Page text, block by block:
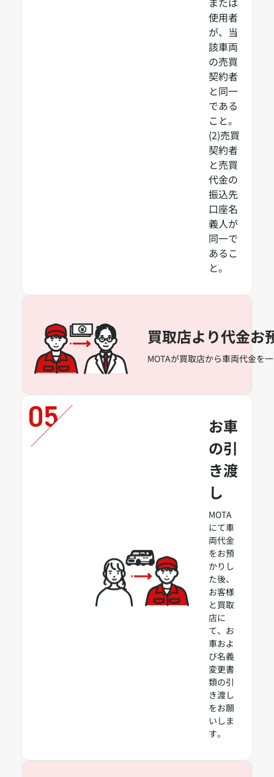
使用者
が、当
該車両
の売買
契約者
と同一
である
こと。
(2)売買
契約者
と売買
代金の
振込先
口座名
義人が
同一で
あるこ
と。
買取店より代金お
MOTAが買取店から車両代金を
お車
の引
き渡
し
MOTA
にて車
両代金
をお預
かりし
た後、
お客様
と買取
店に
て、お
車およ
び名義
変更書
類の引
き渡し
をお願
いしま
す。